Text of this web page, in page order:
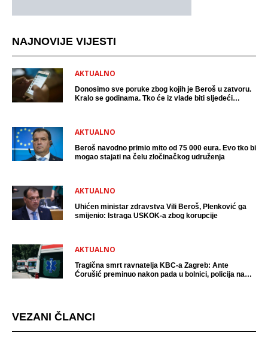
NAJNOVIJE VIJESTI
AKTUALNO
Donosimo sve poruke zbog kojih je Beroš u zatvoru.
Kralo se godinama. Tko će iz vlade biti sljedeći
AKTUALNO
Beroš navodno primio mito od 75 000 eura. Evo tko bi
mogao stajati na čelu zločinačkog udruženja
AKTUALNO
Uhićen ministar zdravstva Vili Beroš, Plenković ga
smijenio: Istraga USKOK-a zbog korupcije
AKTUALNO
Tragična smrt ravnatelja KBC-a Zagreb: Ante
Ćorušić preminuo nakon pada u bolnici, policija na
VEZANI ČLANCI